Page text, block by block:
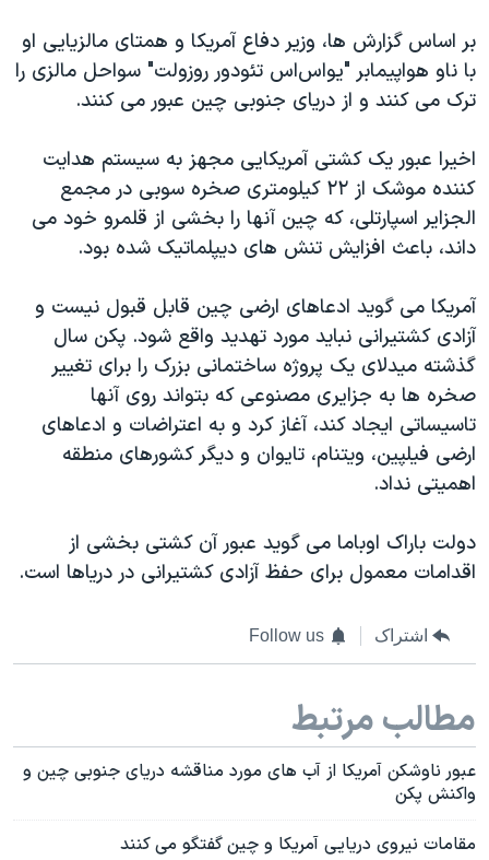
همایش محافظه‌کاران آمریکا «سی‌پک»
صفحه‌های ویژه
سفر پرزیدنت ترامپ به چین
بر اساس گزارش ها، وزیر دفاع آمریکا و همتای مالزیایی او
با ناو هواپیمابر "یواس‌اس تئودور روزولت" سواحل مالزی را
ترک می کنند و از دریای جنوبی چین عبور می کنند.
اخیرا عبور یک کشتی آمریکایی مجهز به سیستم هدایت
کننده موشک از ۲۲ کیلومتری صخره سوبی در مجمع
الجزایر اسپارتلی، که چین آنها را بخشی از قلمرو خود می
داند، باعث افزایش تنش های دیپلماتیک شده بود.
آمریکا می گوید ادعاهای ارضی چین قابل قبول نیست و
آزادی کشتیرانی نباید مورد تهدید واقع شود. پکن سال
گذشته میدلای یک پروژه ساختمانی بزرک را برای تغییر
صخره ها به جزایری مصنوعی که بتواند روی آنها
تاسیساتی ایجاد کند، آغاز کرد و به اعتراضات و ادعاهای
ارضی فیلپین، ویتنام، تایوان و دیگر کشورهای منطقه
اهمیتی نداد.
دولت باراک اوباما می گوید عبور آن کشتی بخشی از
اقدامات معمول برای حفظ آزادی کشتیرانی در دریاها است.
اشتراک Follow us
مطالب مرتبط
عبور ناوشکن آمریکا از آب های مورد مناقشه دریای جنوبی چین و
واکنش پکن
مقامات نیروی دریایی آمریکا و چین گفتگو می کنند